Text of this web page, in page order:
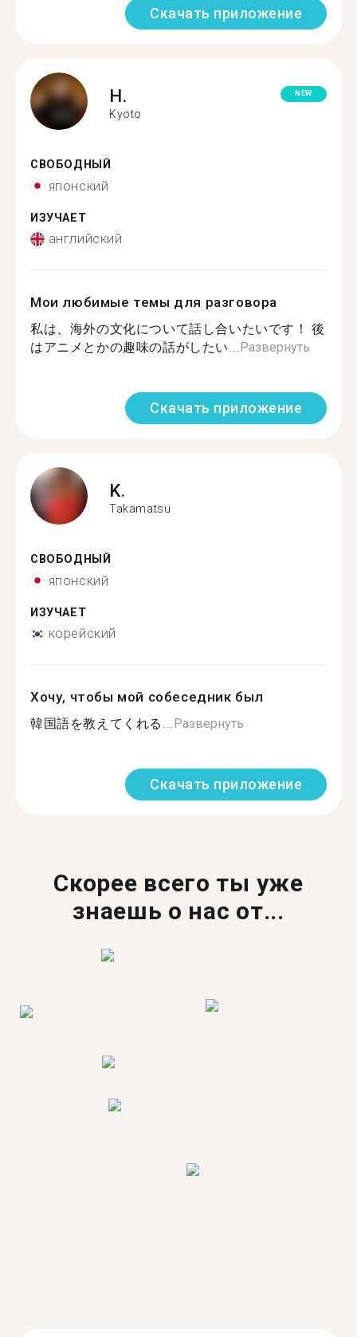
Скачать приложение
H.
Kyoto
NEW
СВОБОДНЫЙ
японский
ИЗУЧАЕТ
английский
Мои любимые темы для разговора
私は、海外の文化について話し合いたいです！ 後
はアニメとかの趣味の話がしたい...Развернуть
Скачать приложение
K.
Takamatsu
СВОБОДНЫЙ
японский
ИЗУЧАЕТ
корейский
Хочу, чтобы мой собеседник был
韓国語を教えてくれる...Развернуть
Скачать приложение
Скорее всего ты уже
знаешь о нас от...